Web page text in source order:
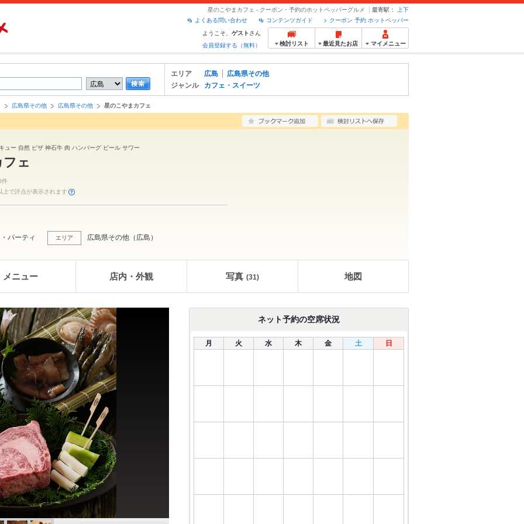
星のこやまカフェ - クーポン・予約のホットペッパーグルメ 最寄駅：
上下
クーポン 予約 ホットペッパー
コンテンツガイド
よくある問い合わせ
ようこそ、 ゲスト さん
会員登録する（無料）
検討リスト 最近見たお店 マイメニュー
エリア 広島
広島県その他
ジャンル
カフェ・スイーツ
広島県その他 広島県その他 星のこやまカフェ
ュー 自然 ピザ 神石牛 肉 ハンバーグ ビール サワー
ェ
件
で評点が表示されます
パーティ エリア 広島県その他 （ 広島 ）
メニュー 店内・外観 写真 (31) 地図
ネット予約の空席状況
月 火 水 木 金 土 日